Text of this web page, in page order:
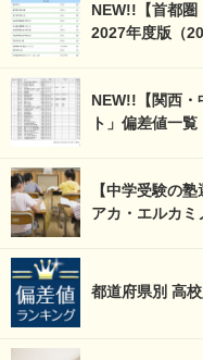
NEW!!【首都圏
2027年度版（
NEW!!【関西・
ト」偏差値一覧
【中学受験の
アカ・エルカ
都道府県別 高